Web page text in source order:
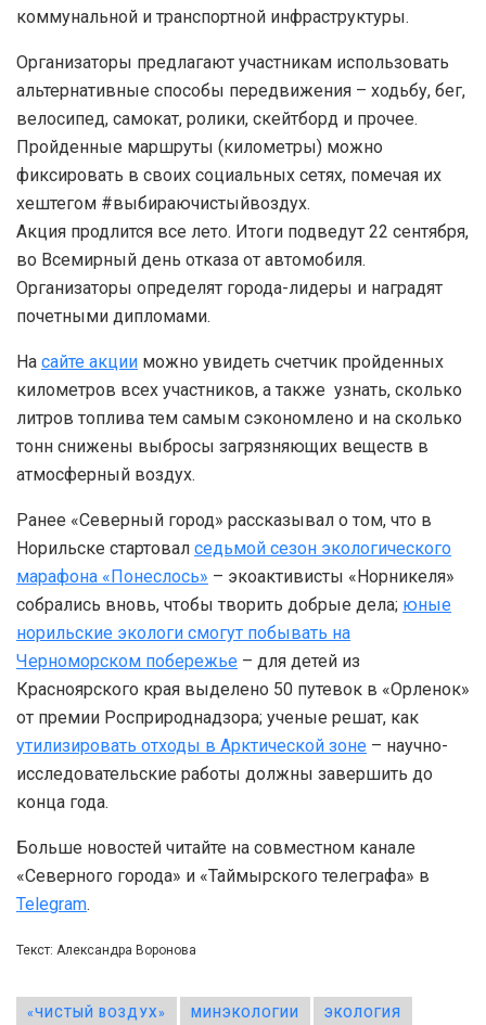
коммунальной и транспортной инфраструктуры.
Организаторы предлагают участникам использовать
альтернативные способы передвижения – ходьбу, бег,
велосипед, самокат, ролики, скейтборд и прочее.
Пройденные маршруты (километры) можно
фиксировать в своих социальных сетях, помечая их
хештегом #выбираючистыйвоздух.
Акция продлится все лето. Итоги подведут 22 сентября,
во Всемирный день отказа от автомобиля.
Организаторы определят города-лидеры и наградят
почетными дипломами.
На сайте акции можно увидеть счетчик пройденных
километров всех участников, а также узнать, сколько
литров топлива тем самым сэкономлено и на сколько
тонн снижены выбросы загрязняющих веществ в
атмосферный воздух.
Ранее «Северный город» рассказывал о том, что в
Норильске стартовал седьмой сезон экологического
марафона «Понеслось» – экоактивисты «Норникеля»
собрались вновь, чтобы творить добрые дела; юные
норильские экологи смогут побывать на
Черноморском побережье – для детей из
Красноярского края выделено 50 путевок в «Орленок»
от премии Росприроднадзора; ученые решат, как
утилизировать отходы в Арктической зоне – научно-
исследовательские работы должны завершить до
конца года.
Больше новостей читайте на совместном канале
«Северного города» и «Таймырского телеграфа» в
Telegram.
Текст: Александра Воронова
«ЧИСТЫЙ ВОЗДУХ» МИНЭКОЛОГИИ ЭКОЛОГИЯ